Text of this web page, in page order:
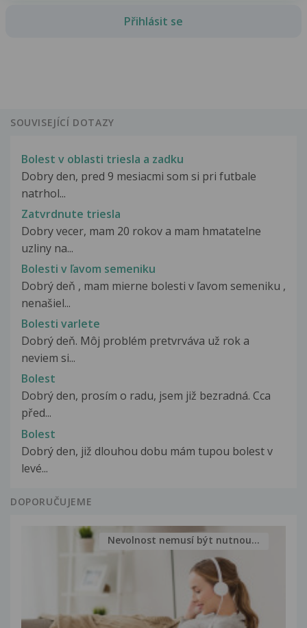
Přihlásit se
SOUVISEJÍCÍ DOTAZY
Bolest v oblasti triesla a zadku
Dobry den, pred 9 mesiacmi som si pri futbale
natrhol...
Zatvrdnute triesla
Dobry vecer, mam 20 rokov a mam hmatatelne
uzliny na...
Bolesti v ľavom semeniku
Dobrý deň , mam mierne bolesti v ľavom semeniku ,
nenašiel...
Bolesti varlete
Dobrý deň. Môj problém pretvrváva už rok a
neviem si...
Bolest
Dobrý den, prosím o radu, jsem již bezradná. Cca
před...
Bolest
Dobrý den, již dlouhou dobu mám tupou bolest v
levé...
DOPORUČUJEME
Nevolnost nemusí být nutnou...